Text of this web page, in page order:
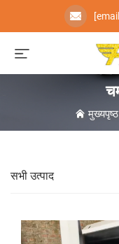
मुख्यपृष्ठ
सभी उत्पाद